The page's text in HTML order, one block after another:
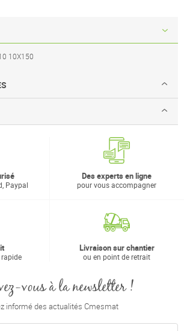
10X150
Paypal
Des experts en ligne
pour vous accompagner
Livraison sur chantier
ou en point de retrait
vous à la newsletter !
informé des actualités Cmesmat